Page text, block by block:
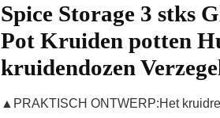
Spice Storage 3 stks
Pot Kruiden potten
kruidendozen
▲PRAKTISCH ONTWERP:Het